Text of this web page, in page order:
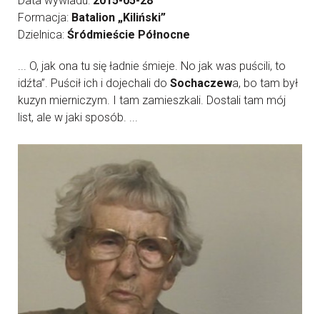
Formacja: Batalion „Kiliński”
Dzielnica: Śródmieście Północne
... O, jak ona tu się ładnie śmieje. No jak was puścili, to
idźta”. Puścił ich i dojechali do Sochaczewa, bo tam był
kuzyn mierniczym. I tam zamieszkali. Dostali tam mój
list, ale w jaki sposób. ...